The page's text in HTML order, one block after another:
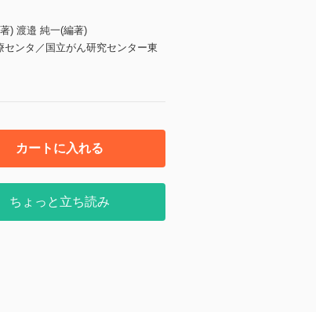
) 渡邉 純一(編著)
ンタ／国立がん研究センター東
カートに入れる
ちょっと立ち読み